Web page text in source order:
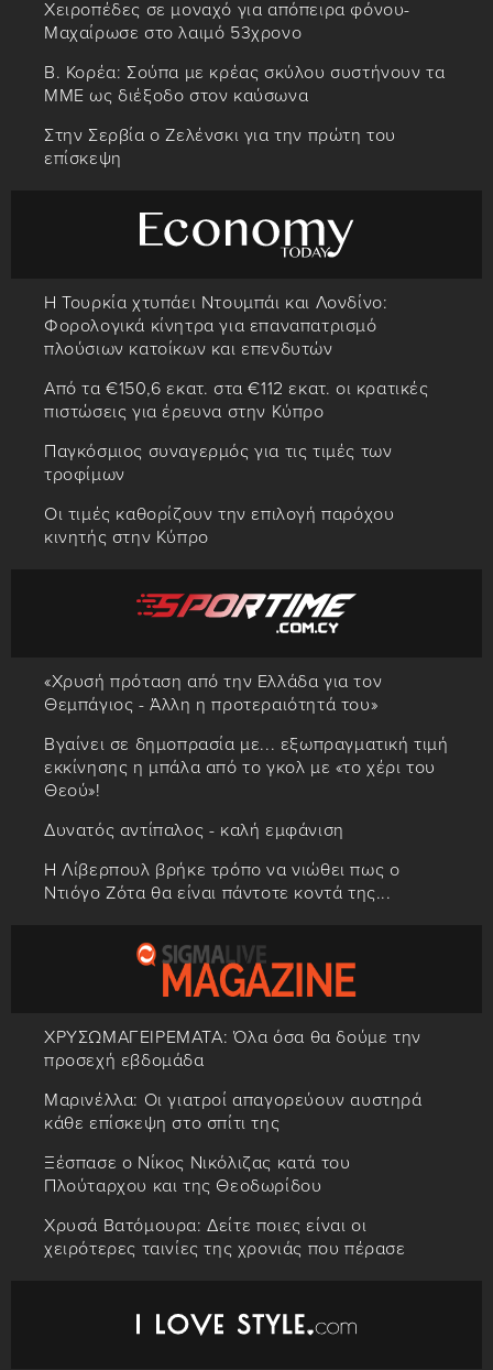
Χειροπέδες σε μοναχό για απόπειρα φόνου-
Μαχαίρωσε στο λαιμό 53χρονο
Β. Κορέα: Σούπα με κρέας σκύλου συστήνουν τα
MME ως διέξοδο στον καύσωνα
Στην Σερβία ο Ζελένσκι για την πρώτη του
επίσκεψη
Η Τουρκία χτυπάει Ντουμπάι και Λονδίνο:
Φορολογικά κίνητρα για επαναπατρισμό
πλούσιων κατοίκων και επενδυτών
Από τα €150,6 εκατ. στα €112 εκατ. οι κρατικές
πιστώσεις για έρευνα στην Κύπρο
Παγκόσμιος συναγερμός για τις τιμές των
τροφίμων
Οι τιμές καθορίζουν την επιλογή παρόχου
κινητής στην Κύπρο
«Χρυσή πρόταση από την Ελλάδα για τον
Θεμπάγιος - Άλλη η προτεραιότητά του»
Βγαίνει σε δημοπρασία με... εξωπραγματική τιμή
εκκίνησης η μπάλα από το γκολ με «το χέρι του
Θεού»!
Δυνατός αντίπαλος - καλή εμφάνιση
Η Λίβερπουλ βρήκε τρόπο να νιώθει πως ο
Ντιόγο Ζότα θα είναι πάντοτε κοντά της...
ΧΡΥΣΩΜΑΓΕΙΡΕΜΑΤΑ: Όλα όσα θα δούμε την
προσεχή εβδομάδα
Μαρινέλλα: Οι γιατροί απαγορεύουν αυστηρά
κάθε επίσκεψη στο σπίτι της
Ξέσπασε ο Νίκος Νικόλιζας κατά του
Πλούταρχου και της Θεοδωρίδου
Χρυσά Βατόμουρα: Δείτε ποιες είναι οι
χειρότερες ταινίες της χρονιάς που πέρασε